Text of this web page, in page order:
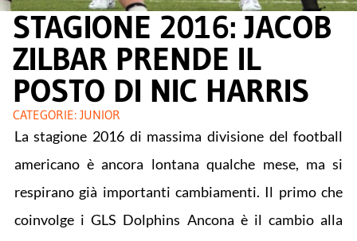
STAGIONE 2016: JACOB
ZILBAR PRENDE IL
POSTO DI NIC HARRIS
CATEGORIE: JUNIOR
La stagione 2016 di massima divisione del football
americano è ancora lontana qualche mese, ma si
respirano già importanti cambiamenti. Il primo che
coinvolge i GLS Dolphins Ancona è il cambio alla